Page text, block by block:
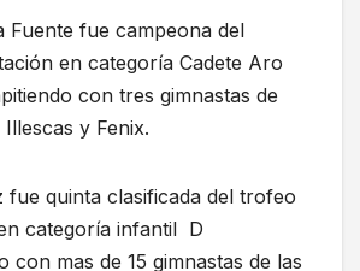
Fuente fue campeona del
en categoría Cadete Aro
con tres gimnastas de
y Fenix.
fue quinta clasificada del trofeo
categoría infantil D
con mas de 15 gimnastas de las